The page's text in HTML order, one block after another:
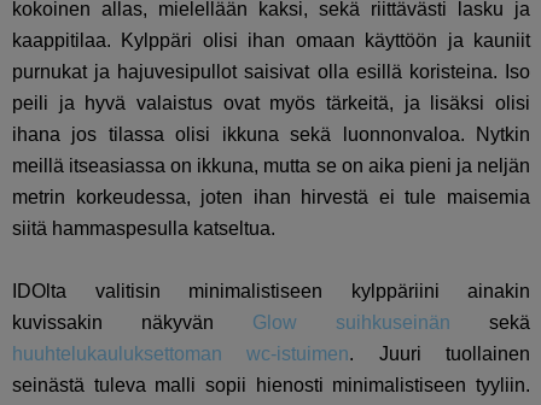
kokoinen allas, mielellään kaksi, sekä riittävästi lasku ja
kaappitilaa. Kylppäri olisi ihan omaan käyttöön ja kauniit
purnukat ja hajuvesipullot saisivat olla esillä koristeina. Iso
peili ja hyvä valaistus ovat myös tärkeitä, ja lisäksi olisi
ihana jos tilassa olisi ikkuna sekä luonnonvaloa. Nytkin
meillä itseasiassa on ikkuna, mutta se on aika pieni ja neljän
metrin korkeudessa, joten ihan hirvestä ei tule maisemia
siitä hammaspesulla katseltua.
IDOlta valitisin minimalistiseen kylppäriini ainakin
kuvissakin näkyvän Glow suihkuseinän sekä
huuhtelukauluksettoman wc-istuimen. Juuri tuollainen
seinästä tuleva malli sopii hienosti minimalistiseen tyyliin.